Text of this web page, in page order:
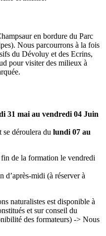
en bordure du Parc
Nous parcourrons à la fois
du Dévoluy et des Ecrins,
pour visiter des milieux à
31 mai au vendredi 04 Juin
se déroulera du lundi 07 au
de la formation le vendredi
d’après-midi (à réserver à
naturalistes est disponible à
et sur conseil du
des formateurs) -> Nous